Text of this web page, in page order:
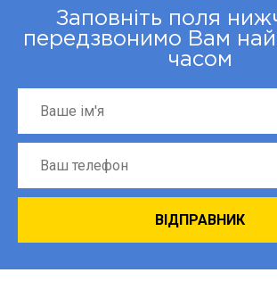
Заповніть поля
передзвонимо Вам
часом